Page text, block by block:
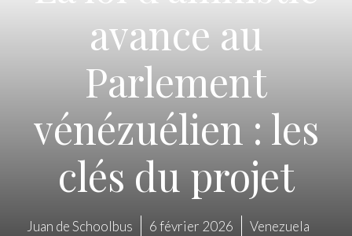
avance au
Parlement
vénézuélien : les
clés du projet
Juan de Schoolbus 6 février 2026 Venezuela